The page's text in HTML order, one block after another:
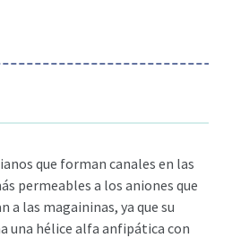
que forman canales en las
permeables a los aniones que
a las magaininas, ya que su
una hélice alfa anfipática con